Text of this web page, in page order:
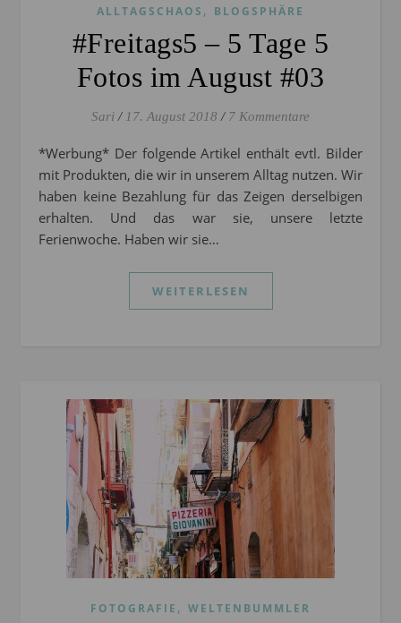
ALLTAGSCHAOS , BLOGSPHÄRE
#Freitags5 – 5 Tage 5
Fotos im August #03
Sari / 17. August 2018 / 7 Kommentare
*Werbung* Der folgende Artikel enthält evtl. Bilder
mit Produkten, die wir in unserem Alltag nutzen. Wir
haben keine Bezahlung für das Zeigen derselbigen
erhalten. Und das war sie, unsere letzte
Ferienwoche. Haben wir sie…
WEITERLESEN
FOTOGRAFIE , WELTENBUMMLER